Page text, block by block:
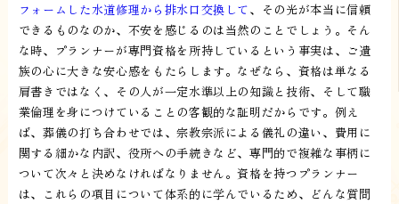
フォームした水道修理から排水口交換して、その光が本当に信頼
できるものなのか、不安を感じるのは当然のことでしょう。そん
な時、プランナーが専門資格を所持しているという事実は、ご遺
族の心に大きな安心感をもたらします。なぜなら、資格は単なる
肩書きではなく、その人が一定水準以上の知識と技術、そして職
業倫理を身につけていることの客観的な証明だからです。例え
ば、葬儀の打ち合わせでは、宗教宗派による儀礼の違い、費用に
関する細かな内訳、役所への手続きなど、専門的で複雑な事柄に
ついて次々と決めなければなりません。資格を持つプランナー
は、これらの項目について体系的に学んでいるため、どんな質問